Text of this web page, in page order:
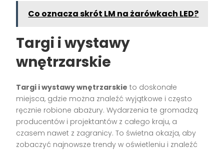
Co oznacza skrót LM na żarówkach LED?
Targi i wystawy
wnętrzarskie
Targi i wystawy wnętrzarskie to doskonałe
miejsca, gdzie można znaleźć wyjątkowe i często
ręcznie robione abażury. Wydarzenia te gromadzą
producentów i projektantów z całego kraju, a
czasem nawet z zagranicy. To świetna okazja, aby
zobaczyć najnowsze trendy w oświetleniu i znaleźć